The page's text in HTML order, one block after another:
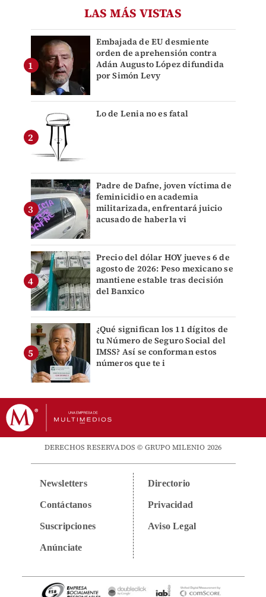
LAS MÁS VISTAS
Embajada de EU desmiente
orden de aprehensión contra
Adán Augusto López difundida
por Simón Levy
Lo de Lenia no es fatal
Padre de Dafne, joven víctima de
feminicidio en academia
militarizada, enfrentará juicio
acusado de haberla vi
Precio del dólar HOY jueves 6 de
agosto de 2026: Peso mexicano se
mantiene estable tras decisión
del Banxico
¿Qué significan los 11 dígitos de
tu Número de Seguro Social del
IMSS? Así se conforman estos
números que te i
DERECHOS RESERVADOS © GRUPO MILENIO 2026
Newsletters
Contáctanos
Suscripciones
Anúnciate
Directorio
Privacidad
Aviso Legal